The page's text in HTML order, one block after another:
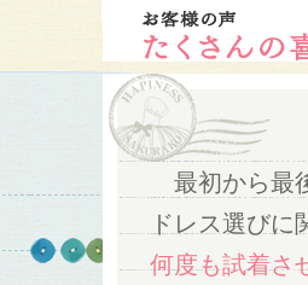
最初から最
ドレス選びに
何度も試着さ